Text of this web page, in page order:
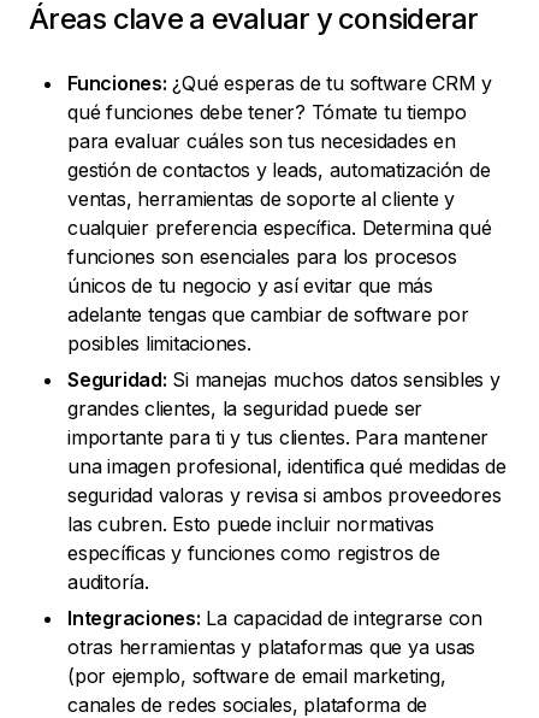
Áreas clave a evaluar y considerar
Funciones: ¿Qué esperas de tu software CRM y
qué funciones debe tener? Tómate tu tiempo
para evaluar cuáles son tus necesidades en
gestión de contactos y leads, automatización de
ventas, herramientas de soporte al cliente y
cualquier preferencia específica. Determina qué
funciones son esenciales para los procesos
únicos de tu negocio y así evitar que más
adelante tengas que cambiar de software por
posibles limitaciones.
Seguridad: Si manejas muchos datos sensibles y
grandes clientes, la seguridad puede ser
importante para ti y tus clientes. Para mantener
una imagen profesional, identifica qué medidas de
seguridad valoras y revisa si ambos proveedores
las cubren. Esto puede incluir normativas
específicas y funciones como registros de
auditoría.
Integraciones: La capacidad de integrarse con
otras herramientas y plataformas que ya usas
(por ejemplo, software de email marketing,
canales de redes sociales, plataforma de